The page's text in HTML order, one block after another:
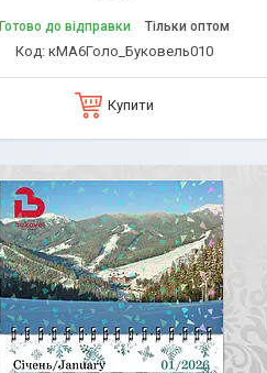
Готово до відправки Тільки оптом
кМА6Голо_Буковель010
Купити